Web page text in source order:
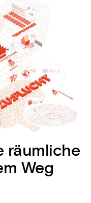
räumliche
Weg